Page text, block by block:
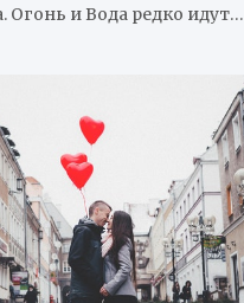
Огонь и Вода редко идут…